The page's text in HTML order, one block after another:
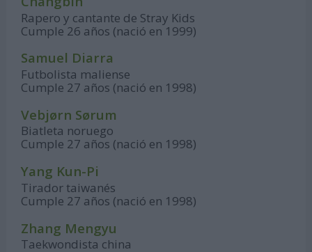
Rapero y cantante de Stray Kids
Cumple 26 años (nació en 1999)
Samuel Diarra
Futbolista maliense
Cumple 27 años (nació en 1998)
Vebjørn Sørum
Biatleta noruego
Cumple 27 años (nació en 1998)
Yang Kun-Pi
Tirador taiwanés
Cumple 27 años (nació en 1998)
Zhang Mengyu
Taekwondista china